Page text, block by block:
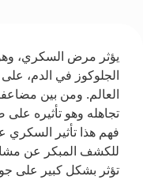
يؤثر مرض السكري، وهو
الجلوكوز في الدم،
العالم. ومن بين
تجاهله وهو تأثيره
فهم هذا تأثير السكري
للكشف المبكر عن
تؤثر بشكل كبير على